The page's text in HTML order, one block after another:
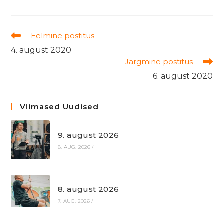
Read
articles
Eelmine postitus
4. august 2020
Järgmine postitus
6. august 2020
Viimased Uudised
9. august 2026
8. AUG. 2026 /
8. august 2026
7. AUG. 2026 /